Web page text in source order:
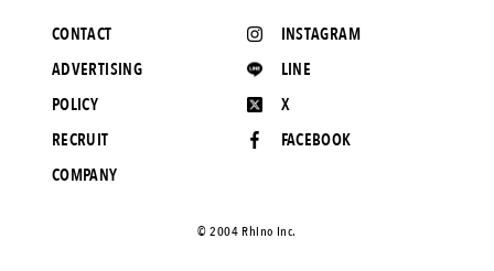
INSTAGRAM
LINE
X
FACEBOOK
CONTACT
ADVERTISING
POLICY
RECRUIT
COMPANY
©️ 2004 Rhino Inc.